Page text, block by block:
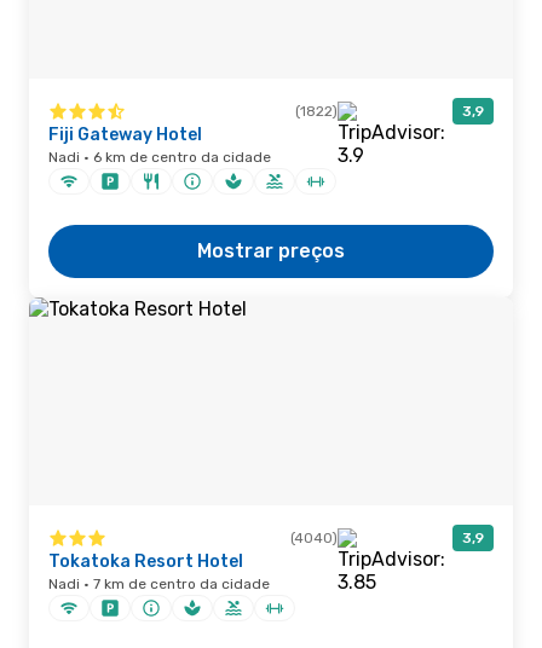
(1822) 3,9
Fiji Gateway Hotel
Nadi · 6 km de centro da cidade
Mostrar preços
(4040) 3,9
Tokatoka Resort Hotel
Nadi · 7 km de centro da cidade